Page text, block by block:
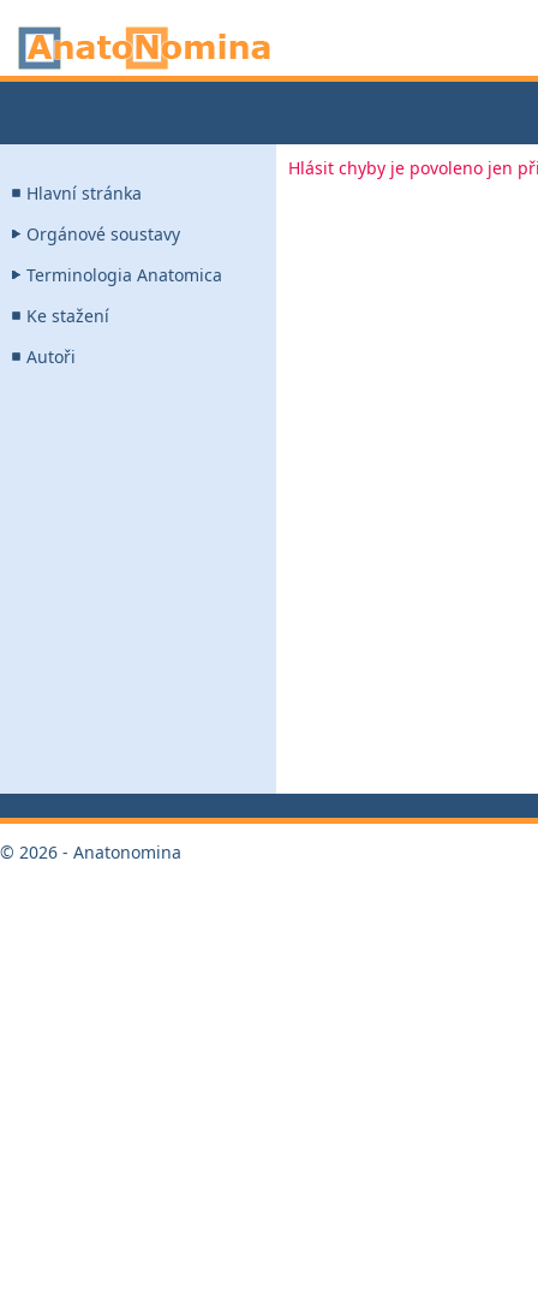
Hlavní stránka
Orgánové soustavy
Terminologia Anatomica
Ke stažení
Autoři
Hlásit chyby je povoleno jen
© 2026 - Anatonomina